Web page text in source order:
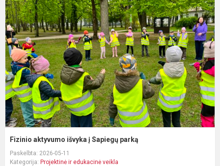
Fizinio aktyvumo išvyka į Sapiegų parką
Paskelbta: 2026-05-11
Kategorija: Projektinė ir edukacinė veikla